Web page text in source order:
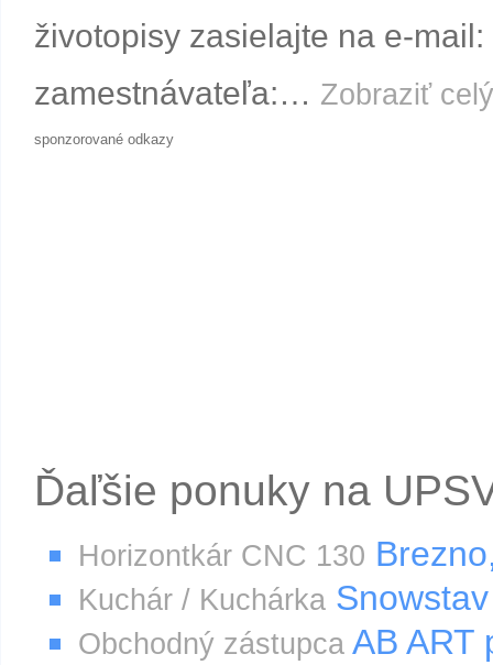
životopisy zasielajte na e-
zamestnávateľa:… Zobraziť
sponzorované odkazy
Ďaľšie ponuky na
Horizontkár CNC 130
Kuchár / Kuchárka
Obchodný zástupca AB